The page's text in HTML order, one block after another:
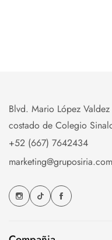
Blvd. Mario López
costado de Colegio
+52 (667) 7642434
marketing@gruposiria.com